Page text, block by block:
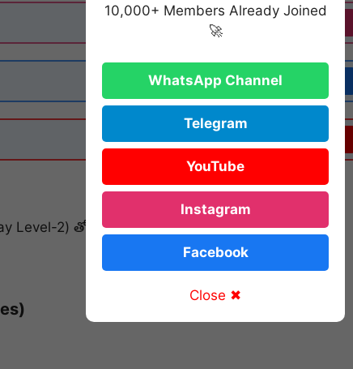
Subscribe
Level-2) తో పాటు ఇతర అలవెన్సులు.
10,000+ Members Already Joined
🚀
WhatsApp Channel
Telegram
YouTube
Instagram
Facebook
Close ✖